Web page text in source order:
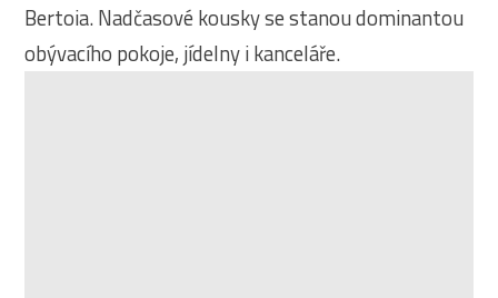
Bertoia. Nadčasové kousky se stanou dominantou
obývacího pokoje, jídelny i kanceláře.